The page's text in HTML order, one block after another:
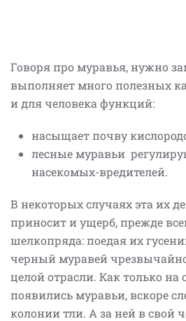
Говоря про муравья, нужно
выполняет много полезных
и для человека функций:
насыщает почву
лесные муравьи
насекомых-вредителей.
В некоторых случаях эта их
приносит и ущерб, прежде
шелкопряда: поедая их
черный муравей
целой отрасли. Как только на
появились муравьи, вскоре
колонии тли. А за ней в свой